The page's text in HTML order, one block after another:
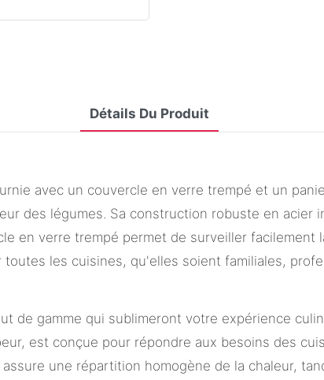
Détails Du Produit
avec un couvercle en verre trempé et un
des légumes. Sa construction robuste en acier
en verre trempé permet de surveiller facilement
les cuisines, qu'elles soient familiales,
de gamme qui sublimeront votre expérience
est conçue pour répondre aux besoins des
une répartition homogène de la chaleur,